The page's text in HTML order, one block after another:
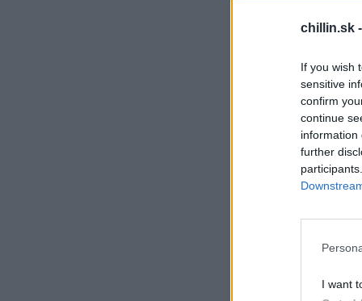
chillin.sk -
If you wish
sensitive
confirm
continue
information
further
I want